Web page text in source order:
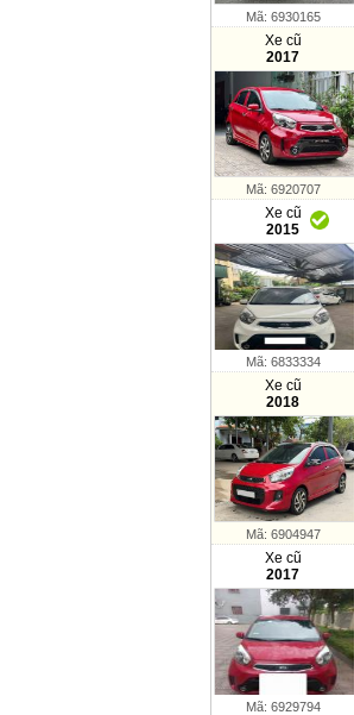
Mã: 6930165
Xe cũ
2017
Mã: 6920707
Xe cũ
2015
Mã: 6833334
Xe cũ
2018
Mã: 6904947
Xe cũ
2017
Mã: 6929794